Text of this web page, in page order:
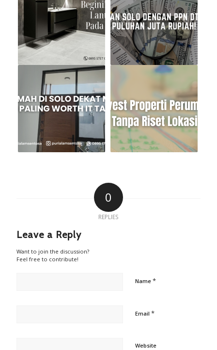
0
REPLIES
Leave a Reply
Want to join the discussion?
Feel free to contribute!
Name *
Email *
Website